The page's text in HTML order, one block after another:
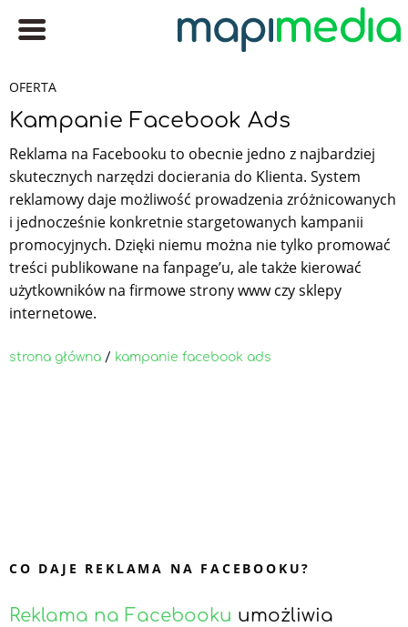
OFERTA
Kampanie Facebook Ads
Reklama na Facebooku to obecnie jedno z najbardziej
skutecznych narzędzi docierania do Klienta. System
reklamowy daje możliwość prowadzenia zróżnicowanych
i jednocześnie konkretnie stargetowanych kampanii
promocyjnych. Dzięki niemu można nie tylko promować
treści publikowane na fanpage’u, ale także kierować
użytkowników na firmowe strony www czy sklepy
internetowe.
strona główna / kampanie facebook ads
CO DAJE REKLAMA NA FACEBOOKU?
Reklama na Facebooku umożliwia